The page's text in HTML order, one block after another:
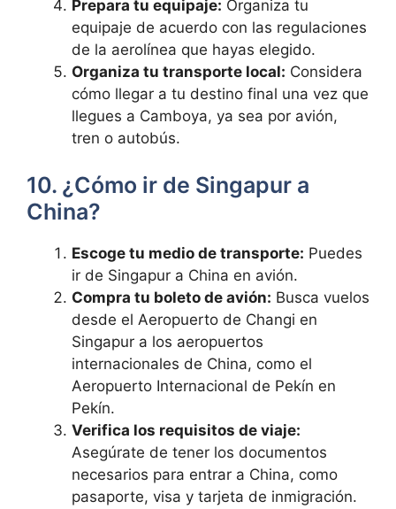
Prepara tu equipaje: Organiza tu
equipaje de acuerdo con las regulaciones
de la aerolínea que hayas elegido.
Organiza tu transporte local: Considera
cómo llegar a tu destino final una vez que
llegues a Camboya, ya sea por avión,
tren o autobús.
10. ¿Cómo ir de Singapur a
China?
Escoge tu medio de transporte: Puedes
ir de Singapur a China en avión.
Compra tu boleto de avión: Busca vuelos
desde el Aeropuerto de Changi en
Singapur a los aeropuertos
internacionales de China, como el
Aeropuerto Internacional de Pekín en
Pekín.
Verifica los requisitos de viaje:
Asegúrate de tener los documentos
necesarios para entrar a China, como
pasaporte, visa y tarjeta de inmigración.